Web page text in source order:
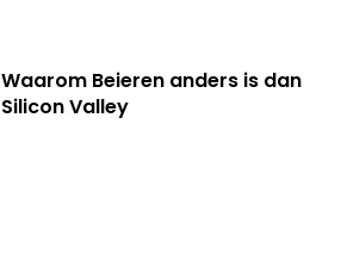
Waarom Beieren anders is dan
Silicon Valley